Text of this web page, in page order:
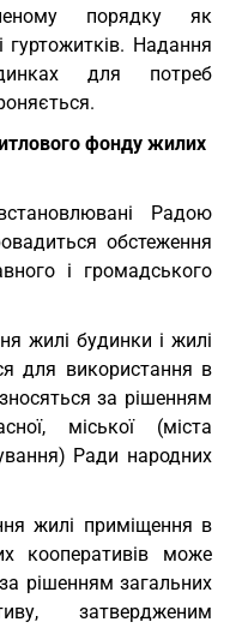
порядку як
Надання
для потреб
фонду жилих
Радою
обстеження
і громадського
жилі будинки і жилі
для використання в
за рішенням
міської (міста
Ради народних
жилі приміщення в
кооперативів може
рішенням загальних
затвердженим